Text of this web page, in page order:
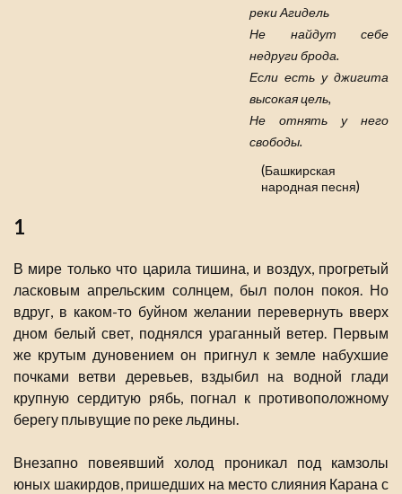
реки Агидель
Не найдут себе
недруги брода.
Если есть у джигита
высокая цель,
Не отнять у него
свободы.
(Башкирская
народная песня)
1
В мире только что царила тишина, и воздух, прогретый
ласковым апрельским солнцем, был полон покоя. Но
вдруг, в каком-то буйном желании перевернуть вверх
дном белый свет, поднялся ураганный ветер. Первым
же крутым дуновением он пригнул к земле набухшие
почками ветви деревьев, вздыбил на водной глади
крупную сердитую рябь, погнал к противоположному
берегу плывущие по реке льдины.
Внезапно повеявший холод проникал под камзолы
юных шакирдов, пришедших на место слияния Карана с